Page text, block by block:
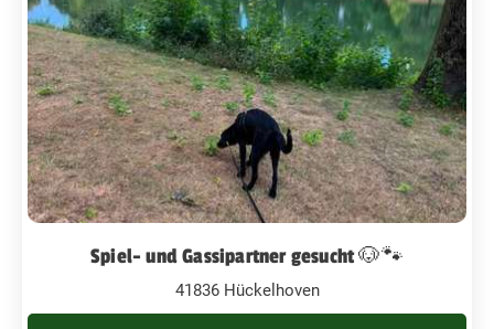
Spiel- und Gassipartner gesucht 🐶🐾
41836 Hückelhoven